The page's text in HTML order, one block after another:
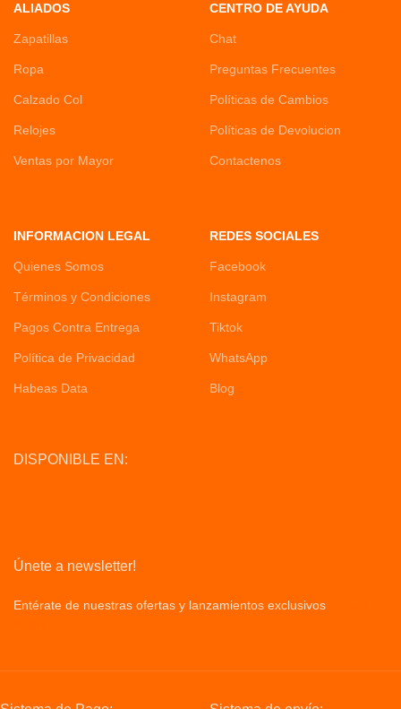
ALIADOS
Zapatillas
Ropa
Calzado Col
Relojes
Ventas por Mayor
CENTRO DE AYUDA
Chat
Preguntas Frecuentes
Políticas de Cambios
Políticas de Devolucion
Contactenos
INFORMACION LEGAL
Quienes Somos
Términos y Condiciones
Pagos Contra Entrega
Política de Privacidad
Habeas Data
REDES SOCIALES
Facebook
Instagram
Tiktok
WhatsApp
Blog
DISPONIBLE EN:
Únete a newsletter!
Entérate de nuestras ofertas y lanzamientos exclusivos